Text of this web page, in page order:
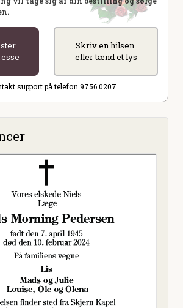
Skriv en hilsen
eller tænd et lys
support på telefon 9756 0207.